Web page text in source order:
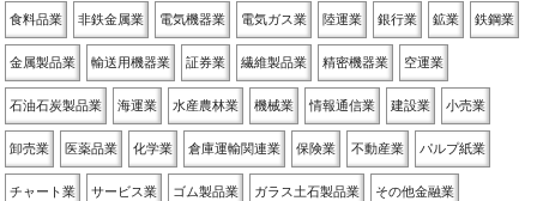
食料品業 非鉄金属業 電気機器業 電気ガス業 陸運業 銀行業 鉱業 鉄鋼業
金属製品業 輸送用機器業 証券業 繊維製品業 精密機器業 空運業
石油石炭製品業 海運業 水産農林業 機械業 情報通信業 建設業 小売業
卸売業 医薬品業 化学業 倉庫運輸関連業 保険業 不動産業 パルプ紙業
チャート業 サービス業 ゴム製品業 ガラス土石製品業 その他金融業